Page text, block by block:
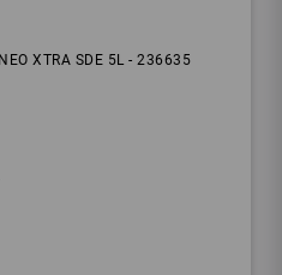
XTRA SDE 5L - 236635